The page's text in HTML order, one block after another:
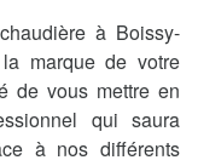
à Boissy-
marque de votre
de vous mettre en
qui saura
à nos différents